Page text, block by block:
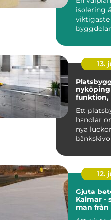
isolering
viktigaste
R...
13.
nyköping när
funktion,
Ett
handlar
nya
blir köket
12.
Gjuta
Kalmar -
man